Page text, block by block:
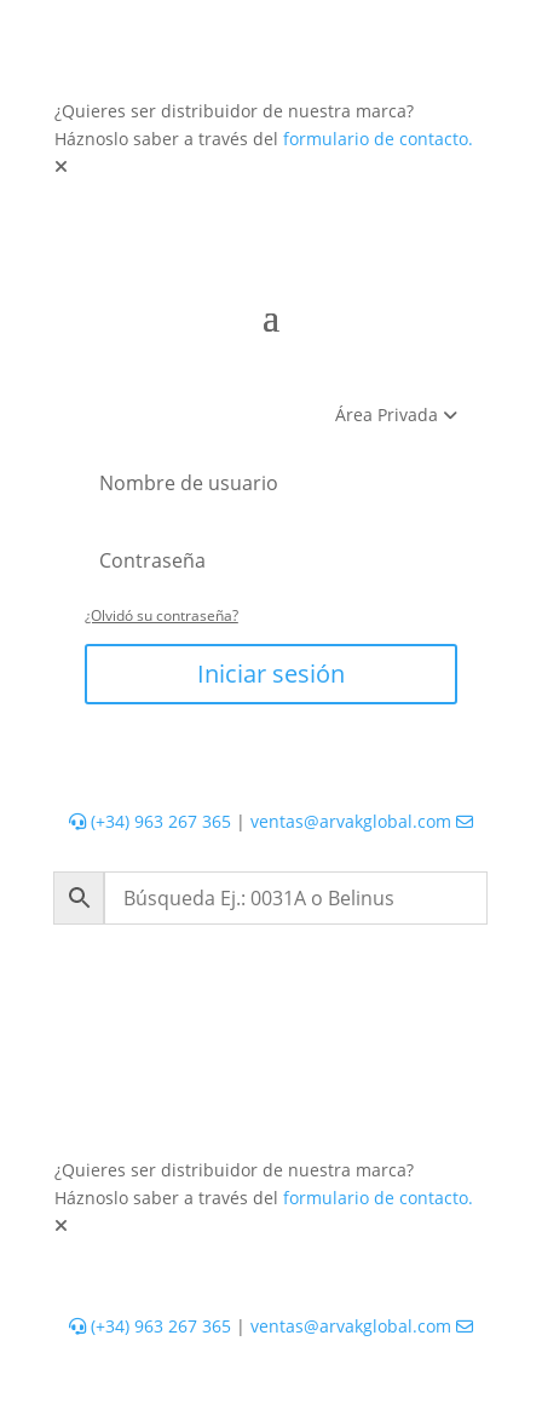
¿Quieres ser distribuidor de nuestra marca?
Háznoslo saber a través del formulario de contacto.
Área Privada
¿Olvidó su contraseña?
Iniciar sesión
(+34) 963 267 365| ventas@arvakglobal.com
¿Quieres ser distribuidor de nuestra marca?
Háznoslo saber a través del formulario de contacto.
(+34) 963 267 365| ventas@arvakglobal.com